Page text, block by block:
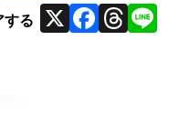
X